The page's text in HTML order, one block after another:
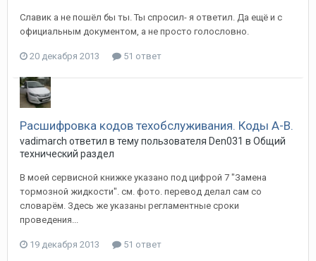
Славик а не пошёл бы ты. Ты спросил- я ответил. Да ещё и с
официальным документом, а не просто голословно.
20 декабря 2013 51 ответ
Расшифровка кодов техобслуживания. Коды А-В.
vadimarch ответил в тему пользователя Den031 в Общий
технический раздел
В моей сервисной книжке указано под цифрой 7 "Замена
тормозной жидкости". см. фото. перевод делал сам со
словарём. Здесь же указаны регламентные сроки
проведения...
19 декабря 2013 51 ответ